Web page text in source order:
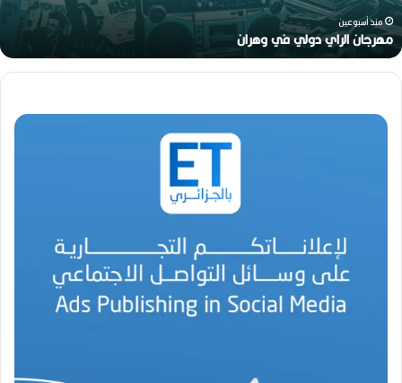
منذ أسبوعين
هواري عوينات.. أيقونة البهجة في زمن عصيب